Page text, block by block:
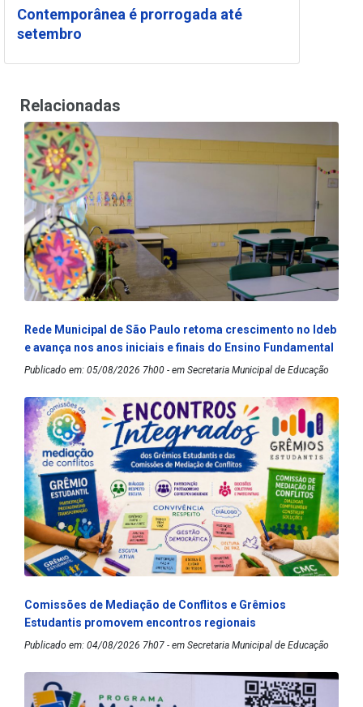
Contemporânea é prorrogada até
setembro
Relacionadas
Rede Municipal de São Paulo retoma crescimento no Ideb
e avança nos anos iniciais e finais do Ensino Fundamental
Publicado em: 05/08/2026 7h00 - em Secretaria Municipal de Educação
Comissões de Mediação de Conflitos e Grêmios
Estudantis promovem encontros regionais
Publicado em: 04/08/2026 7h07 - em Secretaria Municipal de Educação